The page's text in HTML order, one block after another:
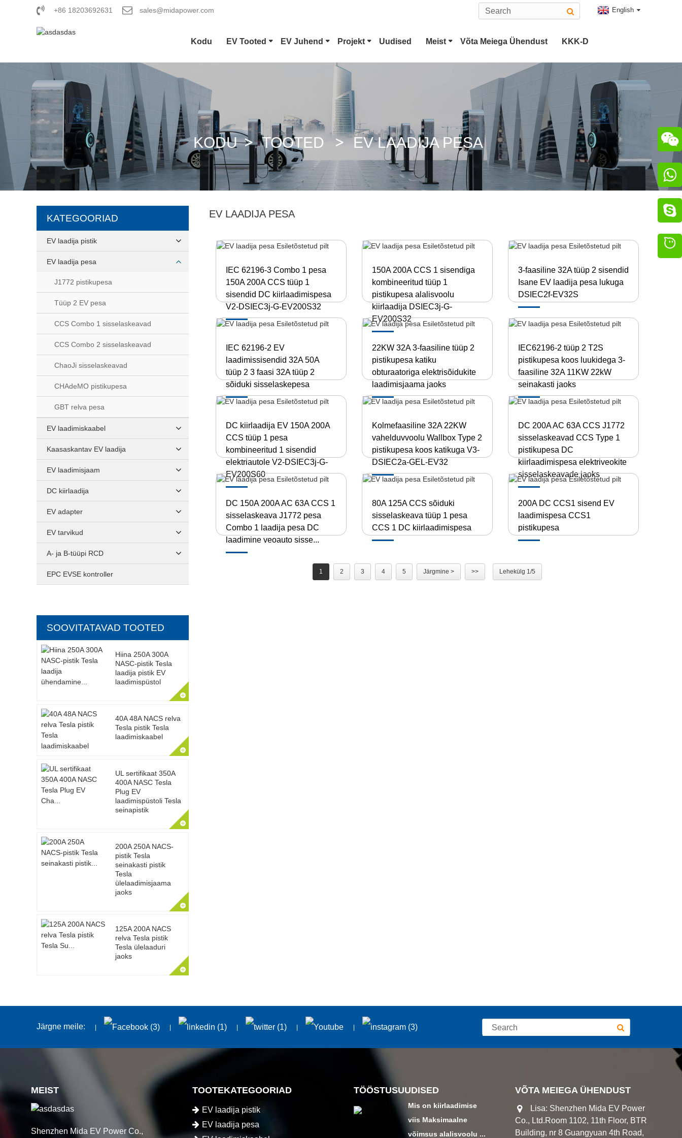
+86 18203692631 sales@midapower.com English
Kodu EV Tooted
Tüüp 2 EV Pistik
CCS Combo 1 Pistik CCS Combo 2 Pistik CHAdeMO Pistik
GB/T DC Relv ChaoJi Pistik
EV Juhend Projekt Uudised Meist Võta Meiega Ühendust KKK-D
KODU TOOTED EV LAADIJA PESA
KATEGOORIAD
EV laadija pistik
EV laadija pesa
J1772 pistikupesa
Tüüp 2 EV pesa
CCS Combo 1 sisselaskeavad
CCS Combo 2 sisselaskeavad
ChaoJi sisselaskeavad
CHAdeMO pistikupesa
GBT relva pesa
EV laadimiskaabel
Kaasaskantav EV laadija
EV laadimisjaam
DC kiirlaadija
EV adapter
EV tarvikud
A- ja B-tüüpi RCD
EPC EVSE kontroller
SOOVITATAVAD TOOTED
Hiina 250A 300A
NASC-pistik Tesla
laadija pistik EV
laadimispüstol
40A 48A NACS relva
Tesla pistik Tesla
laadimiskaabel
UL sertifikaat 350A
400A NASC Tesla
Plug EV
laadimispüstoli Tesla
seinapistik
200A 250A NACS-
pistik Tesla
seinakasti pistik
Tesla
ülelaadimisjaama
jaoks
125A 200A NACS
relva Tesla pistik
Tesla ülelaaduri
jaoks
EV LAADIJA PESA
IEC 62196-3 Combo 1 pesa
150A 200A CCS tüüp 1
sisendid DC kiirlaadimispesa
V2-DSIEC3j-G-EV200S32
150A 200A CCS 1 sisendiga
kombineeritud tüüp 1
pistikupesa alalisvoolu
kiirlaadija DSIEC3j-G-
EV200S32
3-faasiline 32A tüüp 2 sisendid
Isane EV laadija pesa lukuga
DSIEC2f-EV32S
IEC 62196-2 EV
laadimissisendid 32A 50A
tüüp 2 3 faasi 32A tüüp 2
sõiduki sisselaskepesa
22KW 32A 3-faasiline tüüp 2
pistikupesa katiku
obturaatoriga elektrisõidukite
laadimisjaama jaoks
IEC62196-2 tüüp 2 T2S
pistikupesa koos luukidega 3-
faasiline 32A 11KW 22kW
seinakasti jaoks
DC kiirlaadija EV 150A 200A
CCS tüüp 1 pesa
kombineeritud 1 sisendid
elektriautole V2-DSIEC3j-G-
EV200S60
Kolmefaasiline 32A 22KW
vahelduvvoolu Wallbox Type 2
pistikupesa koos katikuga V3-
DSIEC2a-GEL-EV32
DC 200A AC 63A CCS J1772
sisselaskeavad CCS Type 1
pistikupesa DC
kiirlaadimispesa elektriveokite
sisselaskeavade jaoks
DC 150A 200A AC 63A CCS 1
sisselaskeava J1772 pesa
Combo 1 laadija pesa DC
laadimine veoauto sisse...
80A 125A CCS sõiduki
sisselaskeava tüüp 1 pesa
CCS 1 DC kiirlaadimispesa
200A DC CCS1 sisend EV
laadimispesa CCS1
pistikupesa
1 2 3 4 5 Järgmine > >> Lehekülg 1/5
Järgne meile:
MEIST
Shenzhen Mida EV Power Co.,
TOOTEKATEGOORIAD
EV laadija pistik
EV laadija pesa
TÖÖSTUSUUDISED
Mis on kiirlaadimise
viis Maksimaalne
võimsus alalisvoolu ...
VÕTA MEIEGA ÜHENDUST
Lisa: Shenzhen Mida EV Power
Co., Ltd.Room 1102, 11th Floor, BTR
Building, nr 8 Guangyuan 4th Road,


